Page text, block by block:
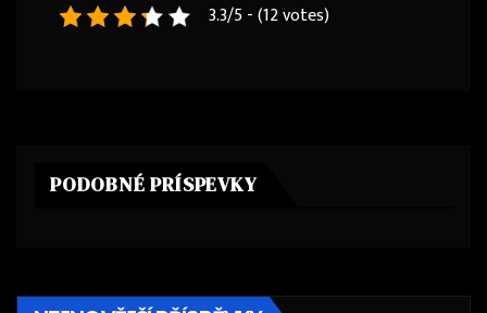
3.3/5 - (12 votes)
PODOBNÉ PRÍSPEVKY